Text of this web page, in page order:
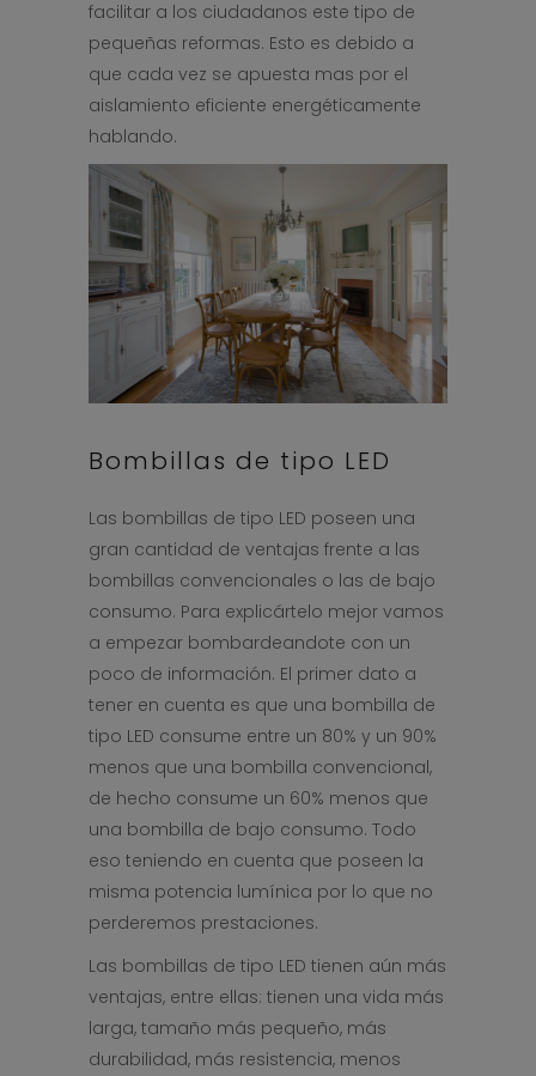
facilitar a los ciudadanos este tipo de
pequeñas reformas. Esto es debido a
que cada vez se apuesta mas por el
aislamiento eficiente energéticamente
hablando.
Bombillas de tipo LED
Las bombillas de tipo LED poseen una
gran cantidad de ventajas frente a las
bombillas convencionales o las de bajo
consumo. Para explicártelo mejor vamos
a empezar bombardeandote con un
poco de información. El primer dato a
tener en cuenta es que una bombilla de
tipo LED consume entre un 80% y un 90%
menos que una bombilla convencional,
de hecho consume un 60% menos que
una bombilla de bajo consumo. Todo
eso teniendo en cuenta que poseen la
misma potencia lumínica por lo que no
perderemos prestaciones.
Las bombillas de tipo LED tienen aún más
ventajas, entre ellas: tienen una vida más
larga, tamaño más pequeño, más
durabilidad, más resistencia, menos